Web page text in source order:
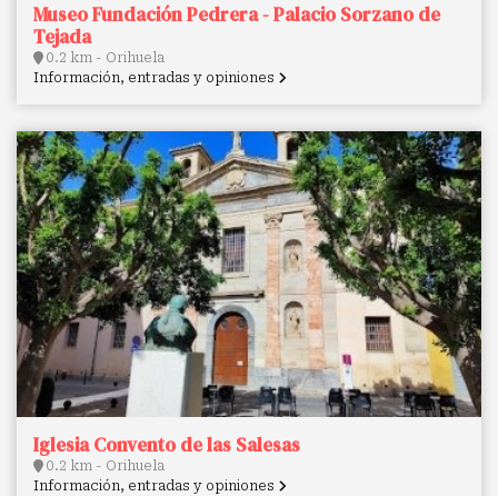
Museo Fundación Pedrera - Palacio Sorzano de
Tejada
0.2 km - Orihuela
Información, entradas y opiniones
Iglesia Convento de las Salesas
0.2 km - Orihuela
Información, entradas y opiniones